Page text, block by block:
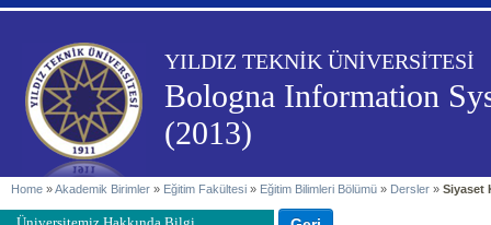
YILDIZ TEKNİK ÜNİVERSİTESİ
Bologna Information
(2013)
Home »Akademik Birimler » Eğitim Fakültesi » Eğitim Bilimleri Bölümü » Dersler » Siyaset